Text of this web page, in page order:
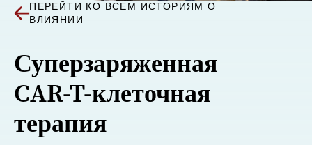
ПЕРЕЙТИ КО ВСЕМ ИСТОРИЯМ О
ВЛИЯНИИ
Суперзаряженная
CAR-T-клеточная
терапия